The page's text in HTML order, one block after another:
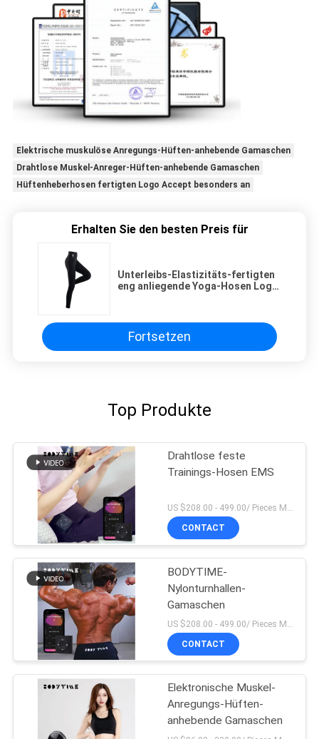
Elektrische muskulöse Anregungs-Hüften-anhebende Gamaschen
Drahtlose Muskel-Anreger-Hüften-anhebende Gamaschen
Hüftenheberhosen fertigten Logo Accept besonders an
Erhalten Sie den besten Preis für
Unterleibs-Elastizitäts-fertigten
eng anliegende Yoga-Hosen Logo
Fortsetzen
Top Produkte
Drahtlose feste
Trainings-Hosen EMS
US $208.00 - 499.00/ Pieces MOQ:1pieces
CONTACT
BODYTIME-
Nylonturnhallen-
Gamaschen
US $208.00 - 499.00/ Pieces MOQ:1pieces
CONTACT
Elektronische Muskel-
Anregungs-Hüften-
anhebende Gamaschen